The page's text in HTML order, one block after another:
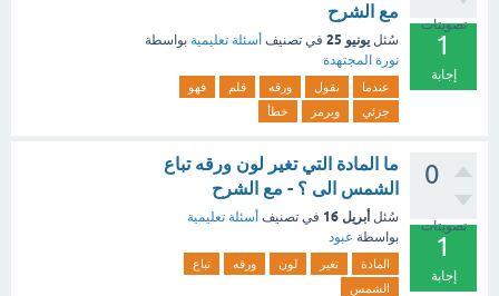
تصويتات
1
إجابة
مع الشرح
سُئل يونيو 25 في تصنيف أسئلة تعليمية بواسطة
نورة المجتهدة
عندما نقول ورقه قلم
فهو
جزئي
ويرمز خطأ
0
تصويتات
1
إجابة
ما المادة التي تغير لون ورقه تباع
الشمس الى ؟ - مع الشرح
سُئل أبريل 16 في تصنيف أسئلة تعليمية
بواسطة عبود
المادة تغير لون ورقه
تباع
الشمس